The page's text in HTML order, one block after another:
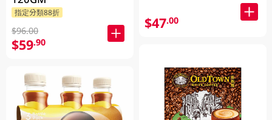
指定分類88折
$96.00
$59.90
$47.00